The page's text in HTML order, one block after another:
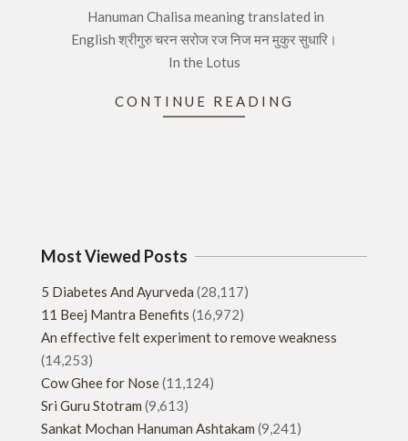
Hanuman Chalisa meaning translated in
English श्रीगुरु चरन सरोज रज निज मन मुकुर सुधारि।
In the Lotus
CONTINUE READING
Most Viewed Posts
5 Diabetes And Ayurveda (28,117)
11 Beej Mantra Benefits (16,972)
An effective felt experiment to remove weakness
(14,253)
Cow Ghee for Nose(11,124)
Sri Guru Stotram (9,613)
Sankat Mochan Hanuman Ashtakam (9,241)